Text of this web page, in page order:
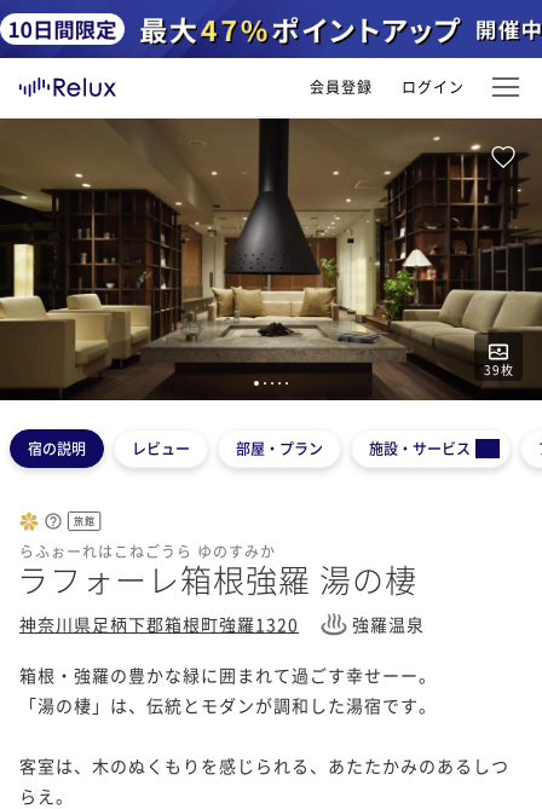
会員登録 ログイン
39枚
1 2 3 4 5
宿の説明 レビュー 部屋・プラン 施設・サービス
旅館
らふぉーれはこねごうら ゆのすみか
ラフォーレ箱根強羅 湯の棲
神奈川県足柄下郡箱根町強羅1320 強羅温泉
箱根・強羅の豊かな緑に囲まれて過ごす幸せーー。
「湯の棲」は、伝統とモダンが調和した湯宿です。
客室は、木のぬくもりを感じられる、あたたかみのあるしつ
らえ。